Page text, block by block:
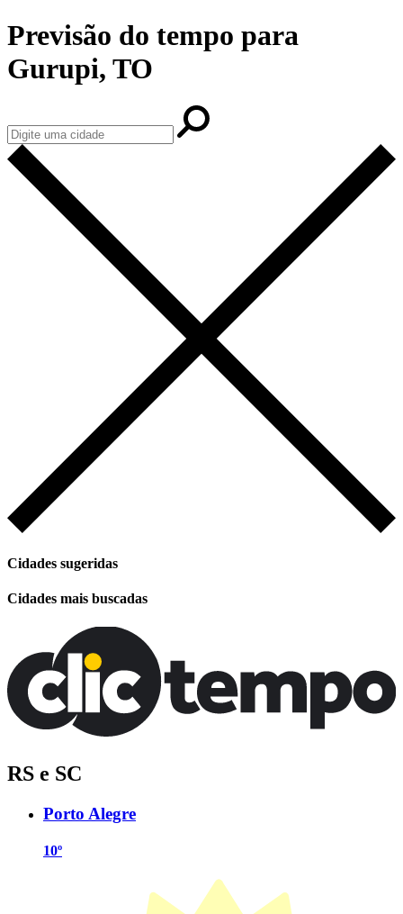
Previsão do tempo para
Gurupi, TO
Cidades sugeridas
Cidades mais buscadas
RS e SC
Porto Alegre
10º